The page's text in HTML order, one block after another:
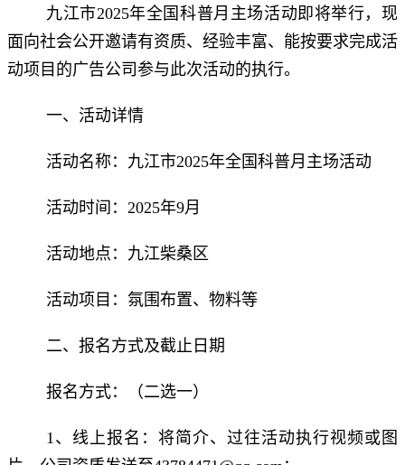
九江市2025年全国科普月主场活动即将举行，现
面向社会公开邀请有资质、经验丰富、能按要求完成活
动项目的广告公司参与此次活动的执行。
一、活动详情
活动名称：九江市2025年全国科普月主场活动
活动时间：2025年9月
活动地点： 九江柴桑区
活动项目：氛围布置、物料等
二、报名方式及截止日期
报名方式：（二选一）
1、线上报名：将简介、过往活动执行视频或图